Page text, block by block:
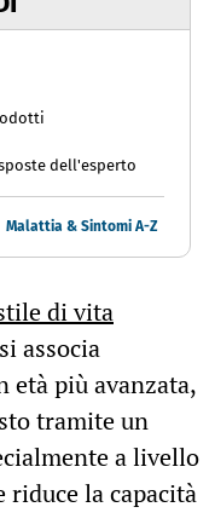
dell'esperto
Malattia & Sintomi A-Z
di vita
associa
età più avanzata,
tramite un
a livello
la capacità